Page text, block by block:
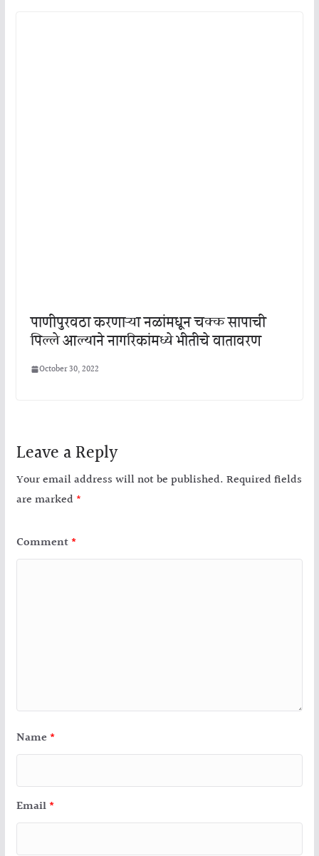
पाणीपुरवठा करणाऱ्या नळांमधून चक्क सापाची
पिल्ले आल्याने नागरिकांमध्ये भीतीचे वातावरण
October 30, 2022
Leave a Reply
Your email address will not be published. Required fields
are marked *
Comment *
Name *
Email *